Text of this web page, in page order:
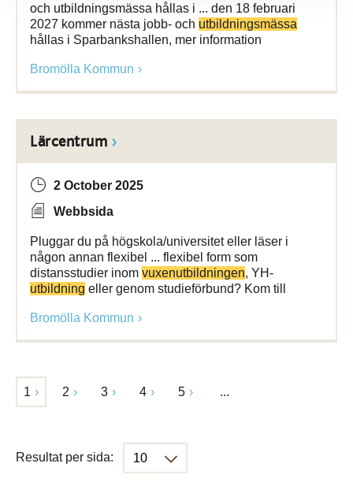
och utbildningsmässa hållas i ... den 18 februari
2027 kommer nästa jobb- och utbildningsmässa
hållas i Sparbankshallen, mer information
Bromölla Kommun
Lärcentrum
2 October 2025
Webbsida
Pluggar du på högskola/universitet eller läser i
någon annan flexibel ... flexibel form som
distansstudier inom vuxenutbildningen, YH-
utbildning eller genom studieförbund? Kom till
Bromölla Kommun
1 2 3 4 5 ...
Resultat per sida: